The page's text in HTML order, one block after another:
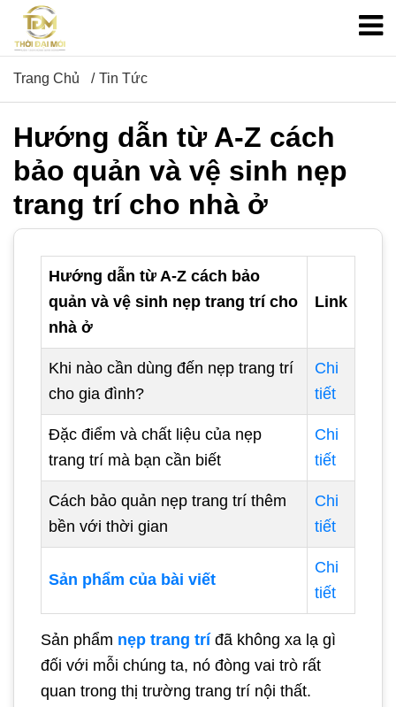
Trang Chủ Tin Tức
Hướng dẫn từ A-Z cách
bảo quản và vệ sinh nẹp
trang trí cho nhà ở
Hướng dẫn từ A-Z cách bảo
quản và vệ sinh nẹp trang trí cho
nhà ở
Link
Khi nào cần dùng đến nẹp trang trí
cho gia đình?
Chi
tiết
Đặc điểm và chất liệu của nẹp
trang trí mà bạn cần biết
Chi
tiết
Cách bảo quản nẹp trang trí thêm
bền với thời gian
Chi
tiết
Sản phẩm của bài viết
Chi
tiết
Sản phẩm nẹp trang trí đã không xa lạ gì
đối với mỗi chúng ta, nó đòng vai trò rất
quan trong thị trường trang trí nội thất.